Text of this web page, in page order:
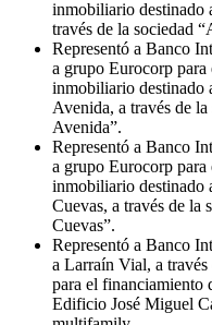
inmobiliario destinado
través de la sociedad
Representó a Banco
a grupo Eurocorp
inmobiliario destinado
Avenida, a través de
Avenida”.
Representó a Banco
a grupo Eurocorp
inmobiliario destinado
Cuevas, a través de la
Cuevas”.
Representó a Banco
a Larraín Vial, a
para el financiamiento
Edificio José Miguel